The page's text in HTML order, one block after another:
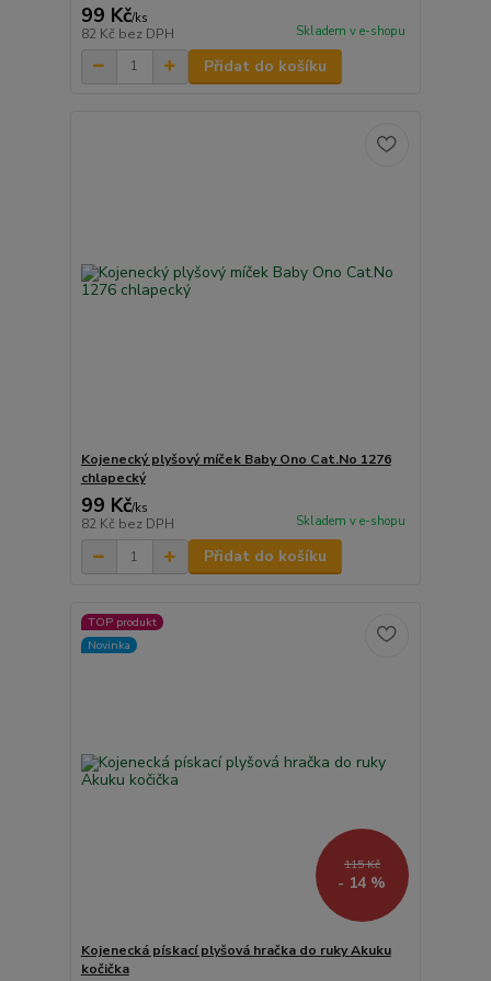
99 Kč/ks
82 Kč bez DPH Skladem v e-shopu
Přidat do košíku
Kojenecký plyšový míček Baby Ono Cat.No 1276
chlapecký
99 Kč/ks
82 Kč bez DPH Skladem v e-shopu
Přidat do košíku
TOP produkt
Novinka
115 Kč
- 14 %
Kojenecká pískací plyšová hračka do ruky Akuku
kočička